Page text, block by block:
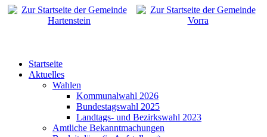
Startseite
Aktuelles
Wahlen
Kommunalwahl 2026
Bundestagswahl 2025
Landtags- und Bezirkswahl 2023
Amtliche Bekanntmachungen